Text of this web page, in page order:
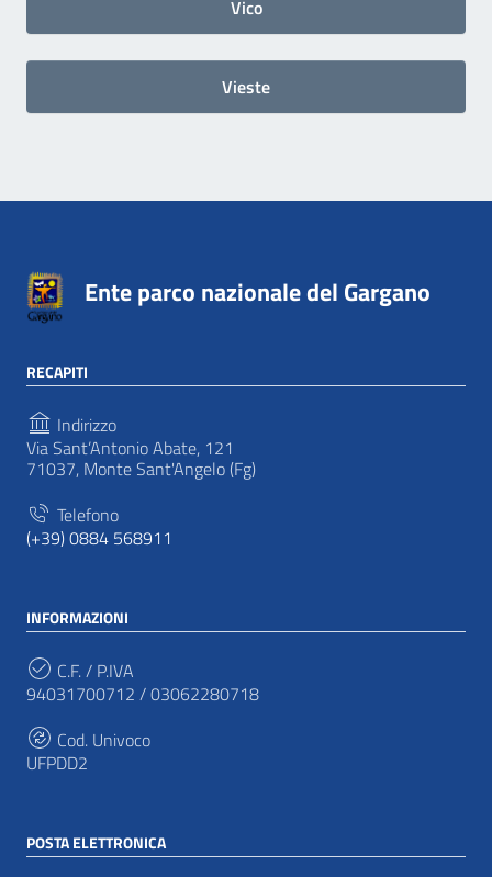
Vico
Vieste
Ente parco nazionale del Gargano
RECAPITI
Indirizzo
Via Sant’Antonio Abate, 121
71037, Monte Sant'Angelo (Fg)
Telefono
(+39) 0884 568911
INFORMAZIONI
C.F. / P.IVA
94031700712 / 03062280718
Cod. Univoco
UFPDD2
POSTA ELETTRONICA